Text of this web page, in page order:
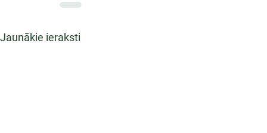
Jaunākie ieraksti